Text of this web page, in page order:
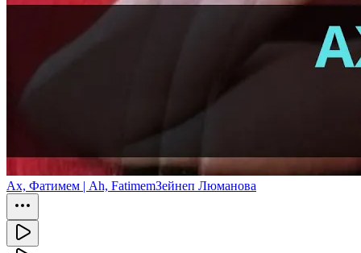
Ах, Фатимем | Ah, FatimemЗейнеп Люманова